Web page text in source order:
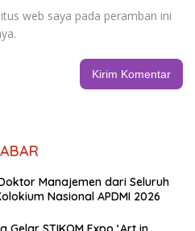
web saya pada peramban ini
Manajemen dari Seluruh
Nasional APDMI 2026